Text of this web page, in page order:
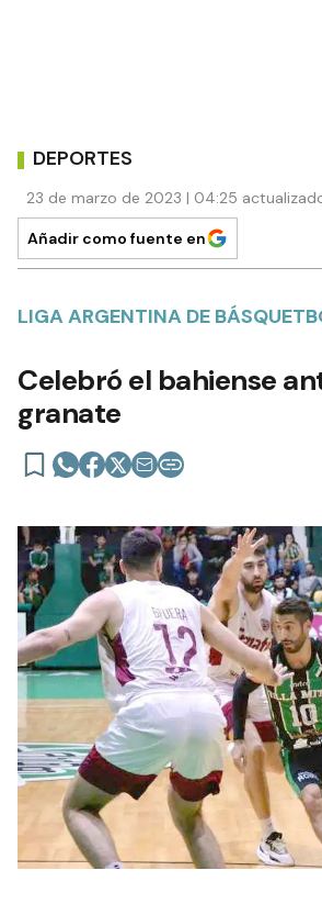
DEPORTES
23 de marzo de 2023 | 04:25
Añadir como fuente en
LIGA ARGENTINA DE
Celebró el bahiense
granate